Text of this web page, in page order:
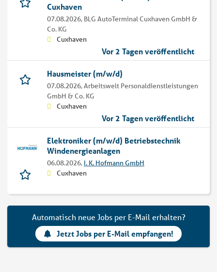
Cuxhaven
07.08.2026, BLG AutoTerminal Cuxhaven GmbH &
Co. KG
Cuxhaven
Vor 2 Tagen veröffentlicht
Hausmeister (m/w/d)
07.08.2026,Arbeitswelt Personaldienstleistungen
GmbH & Co. KG
Cuxhaven
Vor 2 Tagen veröffentlicht
Elektroniker (m/w/d) Betriebstechnik
Windenergieanlagen
06.08.2026, I. K. Hofmann GmbH
Cuxhaven
Automatisch neue Jobs per E-Mail erhalten?
Jetzt Jobs per E-Mail empfangen!